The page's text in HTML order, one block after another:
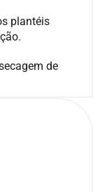
plantéis
de